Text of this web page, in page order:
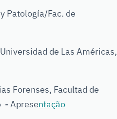
Patología/Fac. de
de Las Américas,
Forenses, Facultad de
- Apresentação